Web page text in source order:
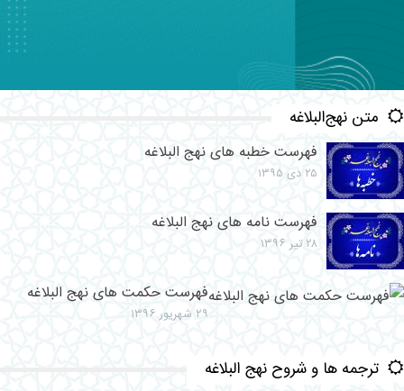
متن نهج‌البلاغه
فهرست خطبه های نهج البلاغه
۲۵ دی ۱۳۹۵
فهرست نامه های نهج البلاغه
۲۸ تیر ۱۳۹۶
فهرست حکمت های نهج البلاغه
۲۹ شهریور ۱۳۹۶
ترجمه ها و شروح نهج البلاغه